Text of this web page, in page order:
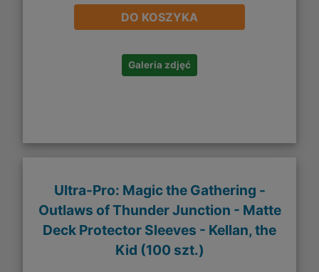
DO KOSZYKA
Galeria zdjęć
Ultra-Pro: Magic the Gathering -
Outlaws of Thunder Junction - Matte
Deck Protector Sleeves - Kellan, the
Kid (100 szt.)